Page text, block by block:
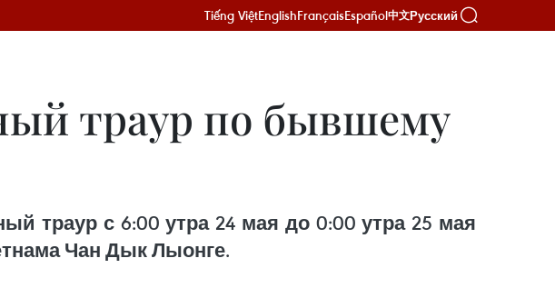
Tiếng ViệtEnglishFrançaisEspañol中文Русский
траур по бывшему
траур с 6:00 утра 24 мая до 0:00 утра 25 мая
Чан Дык Лыонге.